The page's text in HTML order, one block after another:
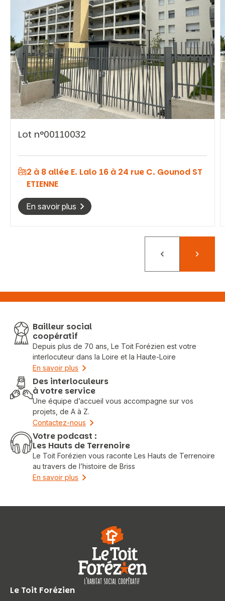
Vous recherchez&nbsp;:
Rechercher
Lot n°00110032
2 à 8 allée E. Lalo 16 à 24 rue C. Gounod ST
ETIENNE
En savoir plus
PrécédentSuivant
Bailleur social
coopératif
Depuis plus de 70 ans, Le Toit Forézien est votre
interlocuteur dans la Loire et la Haute-Loire
En savoir plus
Des interloculeurs
à votre service
Une équipe d’accueil vous accompagne sur vos
projets, de A à Z.
Contactez-nous
Votre podcast :
Les Hauts de Terrenoire
Le Toit Forézien vous raconte Les Hauts de Terrenoire
au travers de l’histoire de Briss
En savoir plus
Le Toit Forézien